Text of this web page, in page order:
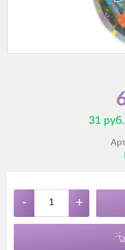
31
- +